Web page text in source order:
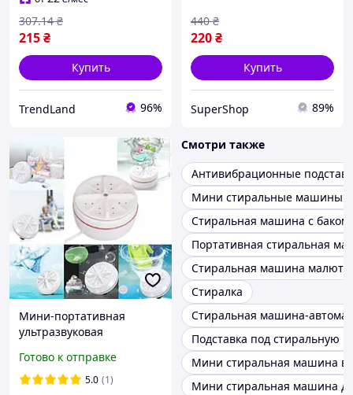
215₴
307.14 ₴
Купить
TrendLand 96%
220₴
440 ₴
Купить
SuperShop 89%
Мини-портативная
ультразвуковая
Готово к отправке
5.0 (1)
Смотри также
Антивибрационные
Мини стиральные машины
Стиральная машина с баком
Портативная стиральная
Стиральная машина
Стиралка
Стиральная машина-автомат
Подставка под стиральную
Мини стиральная машина
Мини стиральная машина